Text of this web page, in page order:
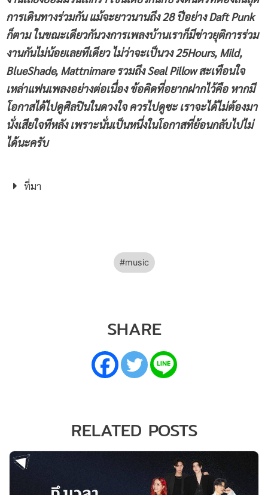
การเดินทางร่วมกัน แม้จะยาวนานถึง 28 ปีอย่าง Daft Punk
ก็ตาม ในขณะเดียวกันวงการเพลงบ้านเราก็มีข่าวยุติการร่วม
งานกันไม่น้อยเลยทีเดียว ไม่ว่าจะเป็นวง 25Hours, Mild,
BlueShade, Mattnimare รวมถึง Seal Pillow สะเทือนใจ
เหล่าแฟนเพลงอย่างต่อเนื่อง ข้อคิดที่อยากฝากไว้คือ หากมี
โอกาสได้ไปดูศิลปินในดวงใจ ควรไปดูซะ เราจะได้ไม่ต้องมา
นั่งเสียใจทีหลัง เพราะนั่นเป็นหนึ่งในโอกาสที่ย้อนกลับไปไม่
ได้นะครับ
ที่มา
music
SHARE
RELATED POSTS